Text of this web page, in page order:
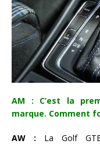
AM : C’est la
marque. Comment
AW : La Golf